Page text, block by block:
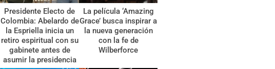
Presidente Electo de
Colombia: Abelardo de
la Espriella inicia un
retiro espiritual con su
gabinete antes de
asumir la presidencia
La película ‘Amazing
Grace’ busca inspirar a
la nueva generación
con la fe de
Wilberforce